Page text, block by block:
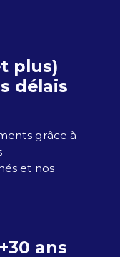
plus)
délais
grâce à
et nos
ans